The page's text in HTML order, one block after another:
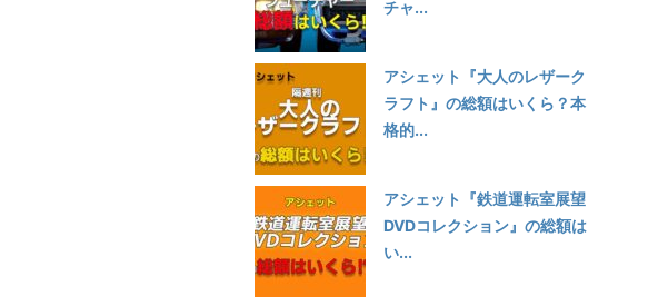
チャ...
アシェット『大人のレザーク
ラフト』の総額はいくら？本
格的...
アシェット『鉄道運転室展望
DVDコレクション』の総額は
い...